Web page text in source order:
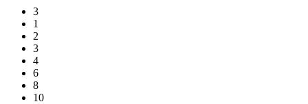
3
1
2
3
4
6
8
10